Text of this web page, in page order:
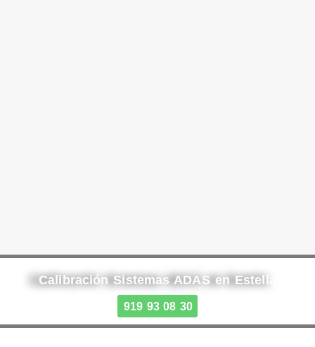
Calibración Sistemas ADAS en Estella
919 93 08 30